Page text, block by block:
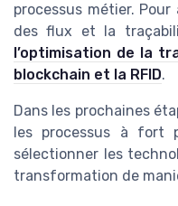
processus métier.
des flux et la
l’optimisation de la
blockchain et la RFID.
Dans les prochaines
les processus à fort
sélectionner les
transformation de